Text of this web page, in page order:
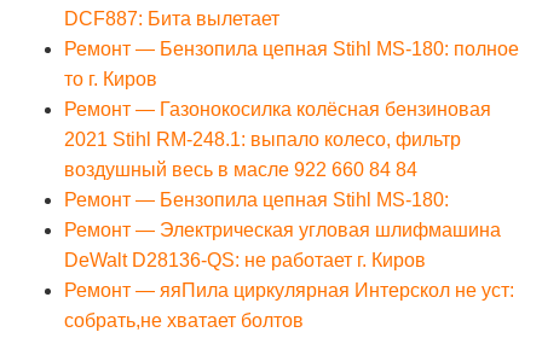
DCF887: Бита вылетает
Ремонт — Бензопила цепная Stihl MS-180: полное
то г. Киров
Ремонт — Газонокосилка колёсная бензиновая
2021 Stihl RM-248.1: выпало колесо, фильтр
воздушный весь в масле 922 660 84 84
Ремонт — Бензопила цепная Stihl MS-180:
Ремонт — Электрическая угловая шлифмашина
DeWalt D28136-QS: не работает г. Киров
Ремонт — яяПила циркулярная Интерскол не уст:
собрать,не хватает болтов